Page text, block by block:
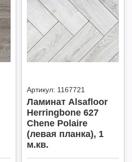
Артикул: 1167721
Ламинат Alsafloor
Herringbone 627
Chene Polaire
(левая планка), 1
м.кв.